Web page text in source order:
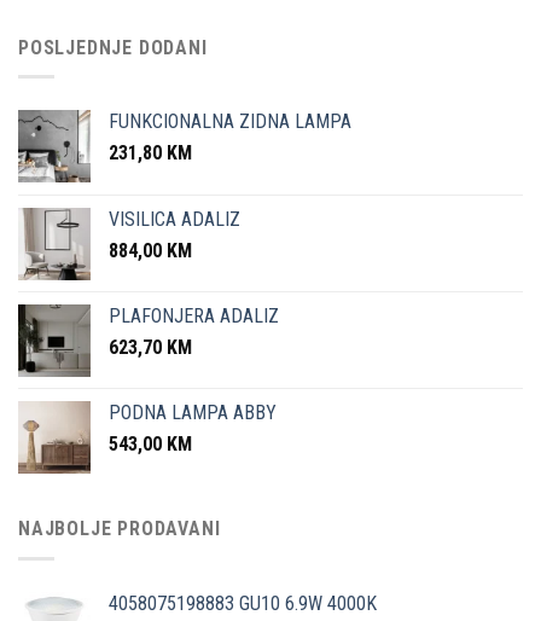
POSLJEDNJE DODANI
FUNKCIONALNA ZIDNA LAMPA
231,80 KM
VISILICA ADALIZ
884,00 KM
PLAFONJERA ADALIZ
623,70 KM
PODNA LAMPA ABBY
543,00 KM
NAJBOLJE PRODAVANI
4058075198883 GU10 6.9W 4000K